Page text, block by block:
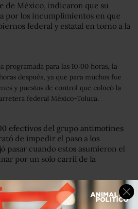
de México, indicaron que su
por los incumplimientos en que
federal y estatal en torno a la
programada para las 10:00 horas, la
después, ya que para muchos fue
y puestos de control que colocó la
federal México-Toluca.
efectivos del grupo antimotines
de impedir el paso a los
pasar cuando estos asumieron el
por un solo carril de la